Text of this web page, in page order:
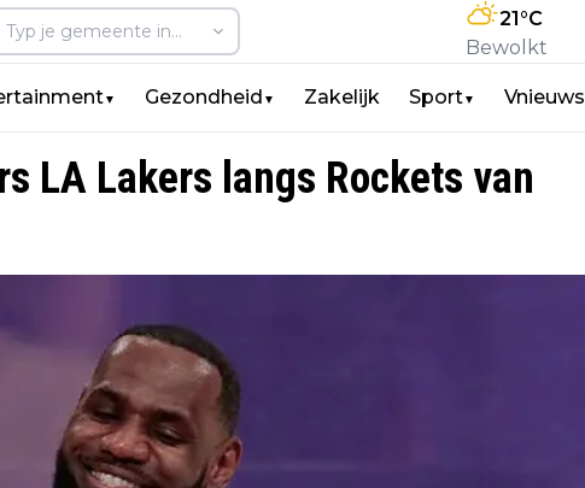
21°C
Bewolkt
▼ Gezondheid ▼ Zakelijk Sport▼ Vnieuws
LA Lakers langs Rockets van